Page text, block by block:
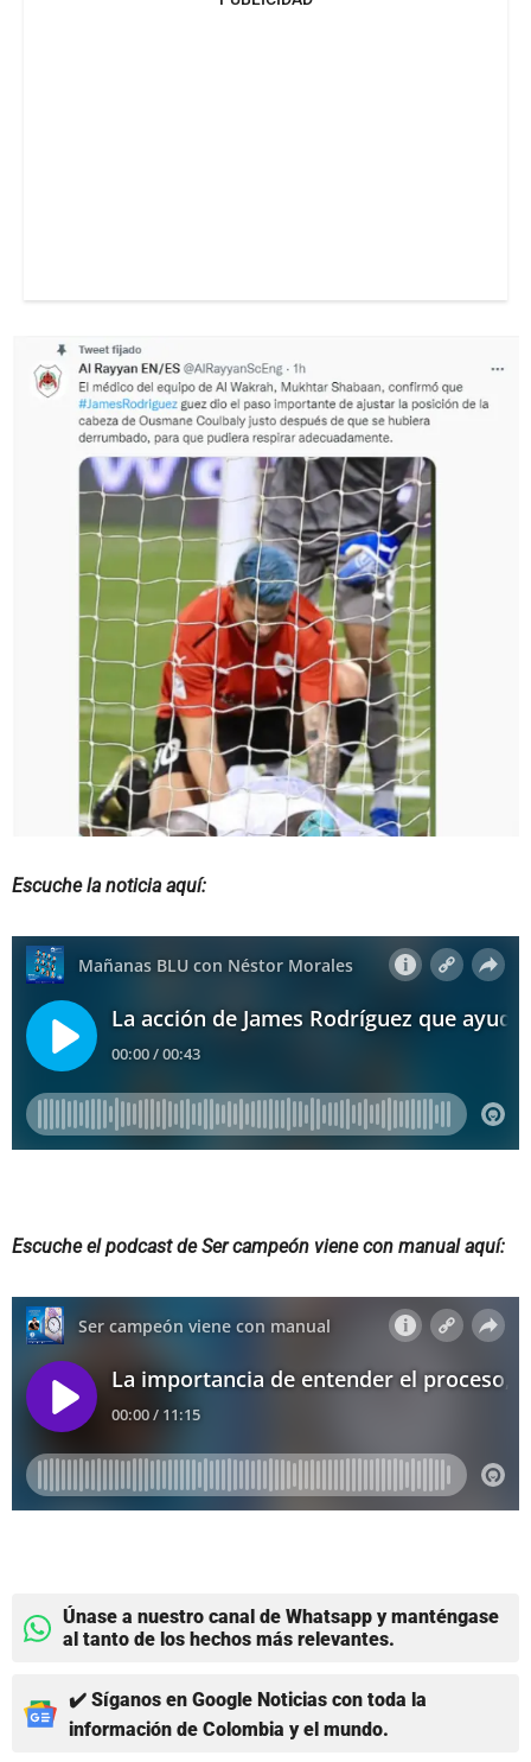
Escuche la noticia aquí:
Escuche el podcast de Ser campeón viene con manual aquí:
Únase a nuestro canal de Whatsapp y manténgase
al tanto de los hechos más relevantes.
✔️ Síganos en Google Noticias con toda la
información de Colombia y el mundo.